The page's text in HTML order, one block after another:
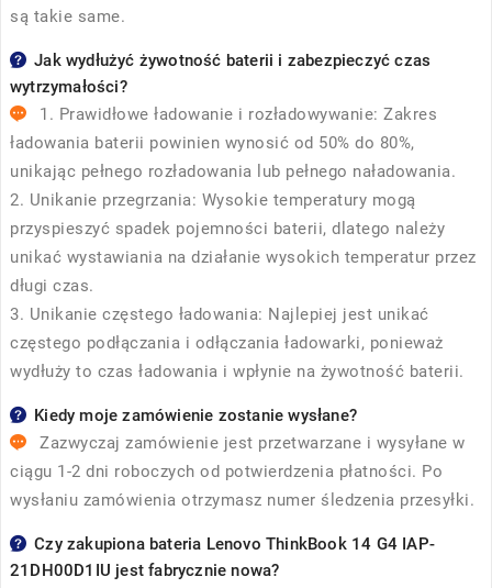
są takie same.
Jak wydłużyć żywotność baterii i zabezpieczyć czas
wytrzymałości?
1. Prawidłowe ładowanie i rozładowywanie: Zakres
ładowania baterii powinien wynosić od 50% do 80%,
unikając pełnego rozładowania lub pełnego naładowania.
2. Unikanie przegrzania: Wysokie temperatury mogą
przyspieszyć spadek pojemności baterii, dlatego należy
unikać wystawiania na działanie wysokich temperatur przez
długi czas.
3. Unikanie częstego ładowania: Najlepiej jest unikać
częstego podłączania i odłączania ładowarki, ponieważ
wydłuży to czas ładowania i wpłynie na żywotność baterii.
Kiedy moje zamówienie zostanie wysłane?
Zazwyczaj zamówienie jest przetwarzane i wysyłane w
ciągu 1-2 dni roboczych od potwierdzenia płatności. Po
wysłaniu zamówienia otrzymasz numer śledzenia przesyłki.
Czy zakupiona bateria Lenovo ThinkBook 14 G4 IAP-
21DH00D1IU jest fabrycznie nowa?